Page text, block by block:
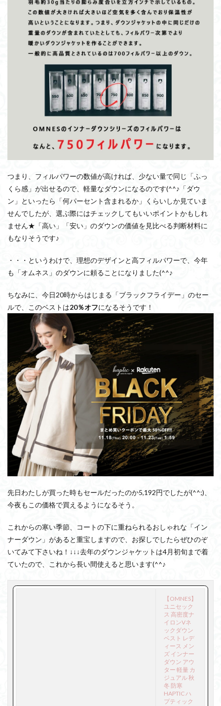
つまり、フィルパワーの数値が高ければ、少ない量で同じ「ふっ
くら感」が出せるので、軽量なダウンになるのです(^^♪「ダウ
ン」といったら「何パーセント含まれるか」くらいしか見ていま
せんでしたが、選ぶ際にはチェックしてもいいポイントかもしれ
ません★「高い」「安い」のダウンの価値を見比べる判断材料に
もなりそうです♪
・・・というわけで、理想のデザインと高フィルパワーで、今年
も「オムネス」のダウンに頼ることになりました(^^♪
ちなみに、今日20時からはじまる「ブラックフライデー」のセー
ルで、このベストは20％オフになるそうです！
先日わたしが買った時もセールだったのか5,192円でしたが(^^;)、
今夜もこの価格で買えるようになるそう。
これからの寒い季節、コートの下に重ねられるおしゃれな「イン
ナーダウン」があると重宝しますので、お探しでしたらぜひのぞ
いてみて下さいね！↓↓↓去年のダウンジャケットは4月初旬まで着
ていたので、これから長い間使えると思います(^^♪
【OMNES】
ユニセック
ス 高密度ナ
イロンVネ
ックダウン
ベスト レデ
ィース メン
ズ インナー
ダウン アウ
ター 軽量 カ
ジュアル 秋
冬 防寒
HAPTIC ハ
プティック